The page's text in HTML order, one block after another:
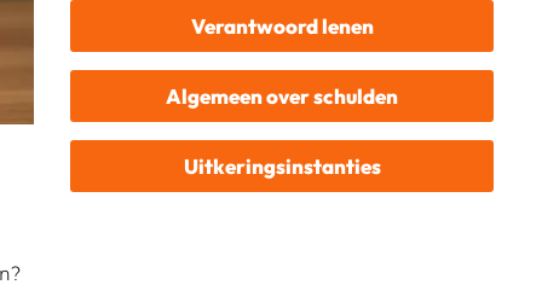
Verantwoord lenen
Algemeen over schulden
Uitkeringsinstanties